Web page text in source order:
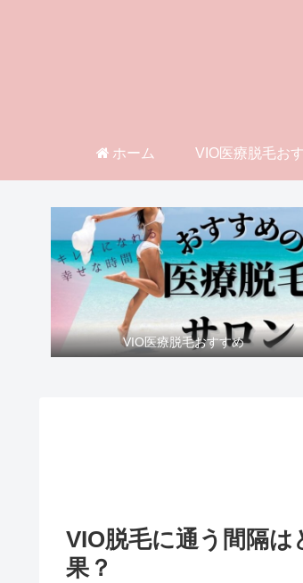
ホーム VIO医療脱毛お
VIO医療脱毛おすすめ
VIO脱毛に通う間隔
果？